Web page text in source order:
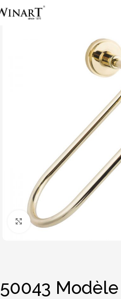
Click to enlarge
50043